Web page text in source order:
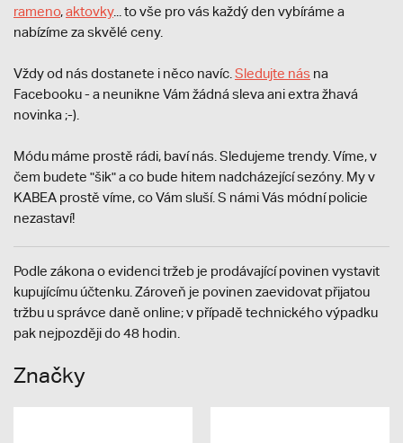
rameno,aktovky... to vše pro vás každý den vybíráme a
nabízíme za skvělé ceny.
Vždy od nás dostanete i něco navíc. Sledujte nás na
Facebooku - a neunikne Vám žádná sleva ani extra žhavá
novinka ;-).
Módu máme prostě rádi, baví nás. Sledujeme trendy. Víme, v
čem budete "šik" a co bude hitem nadcházející sezóny. My v
KABEA prostě víme, co Vám sluší. S námi Vás módní policie
nezastaví!
Podle zákona o evidenci tržeb je prodávající povinen vystavit
kupujícímu účtenku. Zároveň je povinen zaevidovat přijatou
tržbu u správce daně online; v případě technického výpadku
pak nejpozději do 48 hodin.
Značky